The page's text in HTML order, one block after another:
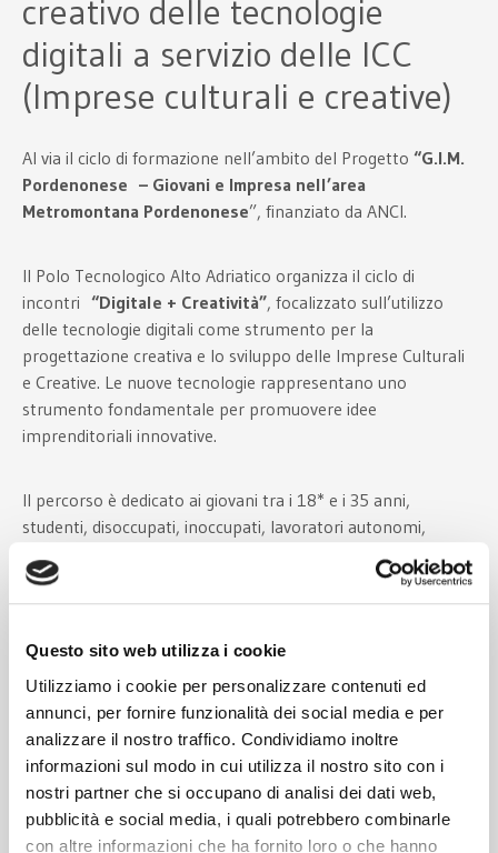
Questo sito web utilizza i cookie
Utilizziamo i cookie per personalizzare contenuti ed
annunci, per fornire funzionalità dei social media e per
analizzare il nostro traffico. Condividiamo inoltre
informazioni sul modo in cui utilizza il nostro sito con i
nostri partner che si occupano di analisi dei dati web,
pubblicità e social media, i quali potrebbero combinarle
con altre informazioni che ha fornito loro o che hanno
creativo delle tecnologie
digitali a servizio delle ICC
(Imprese culturali e creative)
Al via il ciclo di formazione nell’ambito del Progetto “G.I.M.
Pordenonese – Giovani e Impresa nell’area
Metromontana Pordenonese”, finanziato da ANCI.
Il Polo Tecnologico Alto Adriatico organizza il ciclo di
incontri “Digitale + Creatività”, focalizzato sull’utilizzo
delle tecnologie digitali come strumento per la
progettazione creativa e lo sviluppo delle Imprese Culturali
e Creative. Le nuove tecnologie rappresentano uno
strumento fondamentale per promuovere idee
imprenditoriali innovative.
Il percorso è dedicato ai giovani tra i 18* e i 35 anni,
studenti, disoccupati, inoccupati, lavoratori autonomi,
lavoratori dipendenti o artigiani nelle Comunità di
montagna delle Prealpi Friulane Orientali che vogliano
crescere nelle competenze digitali. Per l’iscrizione è
incontri è gratuito. . Si ricorda che i posti sono limitati alla
capienza della sala.
*Giovani che compiranno 18 anni entro il febbraio 2025
DOVE E QUANDO: